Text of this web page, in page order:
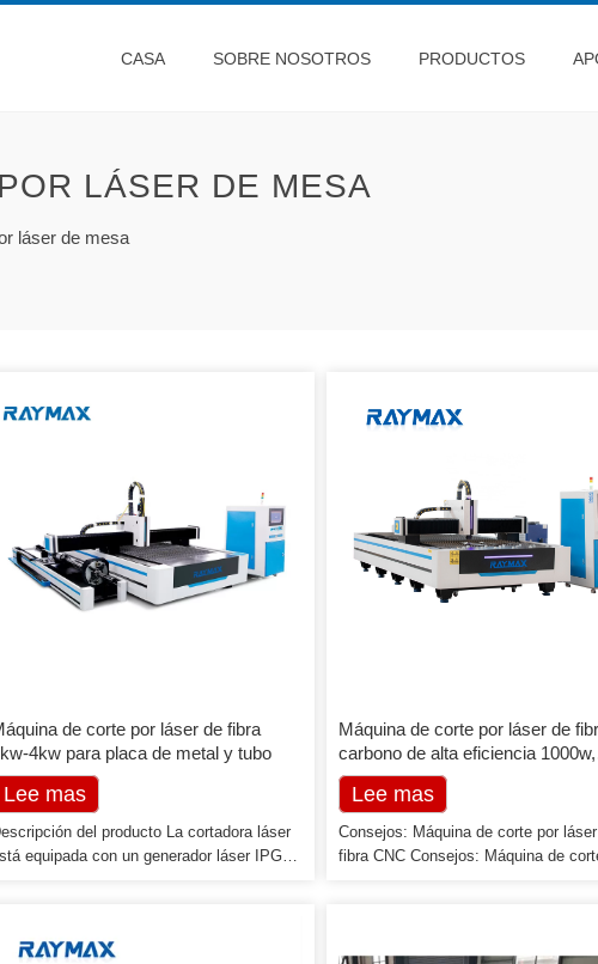
CASA SOBRE NOSOTROS PRODUCTOS
LÁSER DE MESA
láser de mesa
de corte por láser de fibra
4kw para placa de metal y tubo
Lee mas
del producto La cortadora láser
equipada con un generador láser IPG,
un riel de guía lineal de alta precisión, etc., y
Máquina de corte por láser de
carbono de alta eficiencia 1000w,
máquina láser de fibra para acero,
aluminio
Lee mas
Consejos: Máquina de corte por
fibra CNC Consejos: Máquina de